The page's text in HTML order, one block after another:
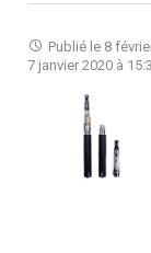
Publié le 8
7 janvier 2020 à